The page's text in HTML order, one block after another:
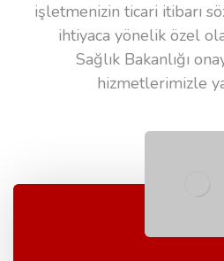
işletmenizin ticari itibarı
ihtiyaca yönelik özel
Sağlık Bakanlığı
hizmetlerimizle